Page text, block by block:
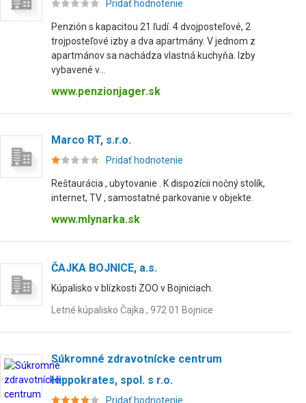
Pridať hodnotenie
Penzión s kapacitou 21 ľudí. 4 dvojposteľové, 2
trojposteľové izby a dva apartmány. V jednom z
apartmánov sa nachádza vlastná kuchyňa. Izby
vybavené v...
www.penzionjager.sk
Marco RT, s.r.o.
Pridať hodnotenie
Reštaurácia , ubytovanie . K dispozícii nočný stolík,
internet, TV , samostatné parkovanie v objekte.
www.mlynarka.sk
ČAJKA BOJNICE, a.s.
Kúpalisko v blízkosti ZOO v Bojniciach.
Letné kúpalisko Čajka , 972 01 Bojnice
Súkromné zdravotnícke centrum
Hippokrates, spol. s r.o.
Pridať hodnotenie